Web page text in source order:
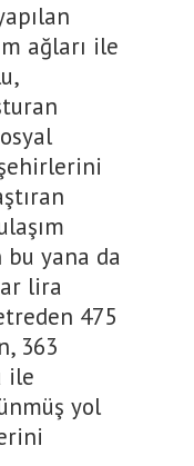
ağları ile
bu yana da
lira
475
363
ile
yol